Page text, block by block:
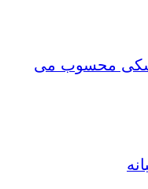
محسوب می